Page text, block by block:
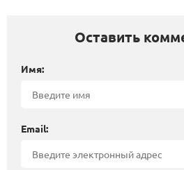
Оставить
Имя:
Email: